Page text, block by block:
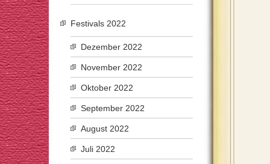
Festivals 2022
Dezember 2022
November 2022
Oktober 2022
September 2022
August 2022
Juli 2022